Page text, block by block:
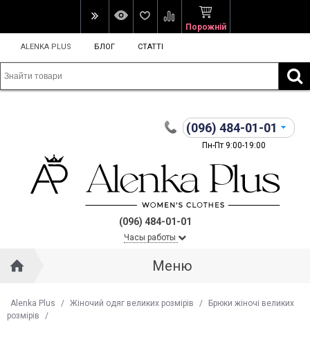
Порожній
ALENKA PLUS БЛОГ СТАТТІ
(096) 484-01-01
Пн-Пт 9:00-19:00
(096) 484-01-01
Часы работы
Меню
Alenka Plus / Жіночий одяг великих розмірів /
Брюки жіночі великих
розмірів
/